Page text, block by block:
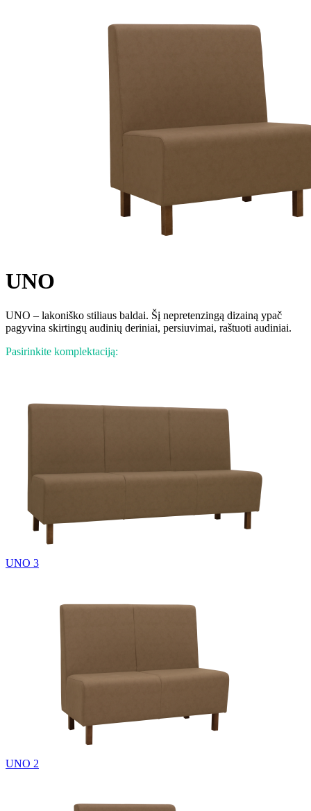
UNO
UNO – lakoniško stiliaus baldai. Šį nepretenzingą dizainą ypač
pagyvina skirtingų audinių deriniai, persiuvimai, raštuoti audiniai.
Pasirinkite komplektaciją:
UNO 3
UNO 2